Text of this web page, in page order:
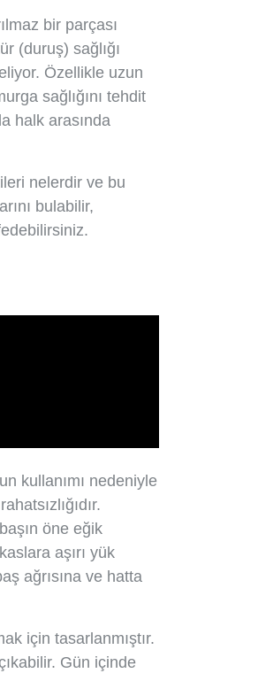
bir parçası
(duruş) sağlığı
Özellikle uzun
sağlığını tehdit
halk arasında
nelerdir ve bu
bulabilir,
kullanımı nedeniyle
öne eğik
aşırı yük
ağrısına ve hatta
için tasarlanmıştır.
Gün içinde